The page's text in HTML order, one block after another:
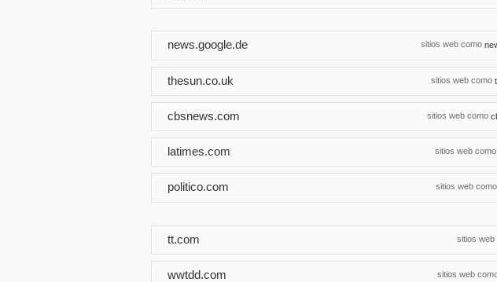
sitios web como
news.google.de
sitios web como
thesun.co.uk
sitios web como
cbsnews.com
sitios web como
latimes.com
sitios web como
politico.com
sitios web
tt.com
sitios web
wwtdd.com